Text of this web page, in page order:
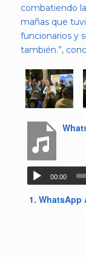
combatiendo
mañas que
funcionarios y
también.”,
00:00
1. WhatsApp